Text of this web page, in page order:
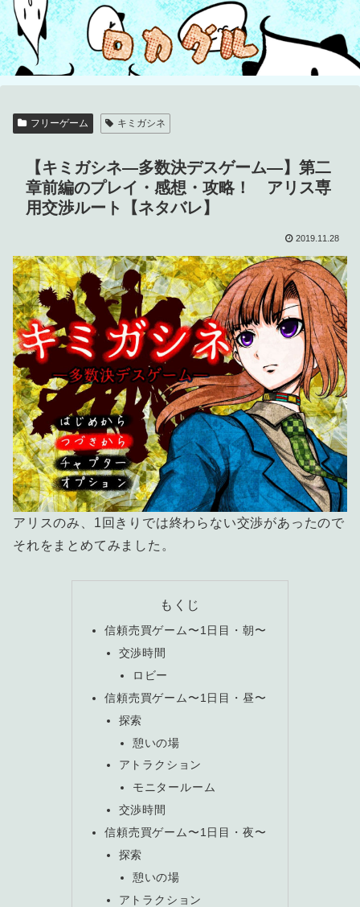
フリーゲーム キミガシネ
【キミガシネ―多数決デスゲーム―】第二
章前編のプレイ・感想・攻略！ アリス専
用交渉ルート【ネタバレ】
2019.11.28
アリスのみ、1回きりでは終わらない交渉があったので
それをまとめてみました。
もくじ
信頼売買ゲーム〜1日目・朝〜
交渉時間
ロビー
信頼売買ゲーム〜1日目・昼〜
探索
憩いの場
アトラクション
モニタールーム
交渉時間
信頼売買ゲーム〜1日目・夜〜
探索
憩いの場
アトラクション